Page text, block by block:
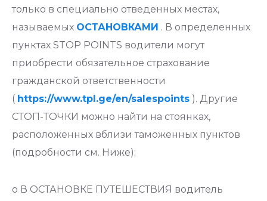
только в специально отведенных местах,
называемых ОСТАНОВКАМИ . В определенных
пунктах STOP POINTS водители могут
приобрести обязательное страхование
гражданской ответственности
( https://www.tpl.ge/en/salespoints ). Другие
СТОП-ТОЧКИ можно найти на стоянках,
расположенных вблизи таможенных пунктов
(подробности см. Ниже);
o В ОСТАНОВКЕ ПУТЕШЕСТВИЯ водитель